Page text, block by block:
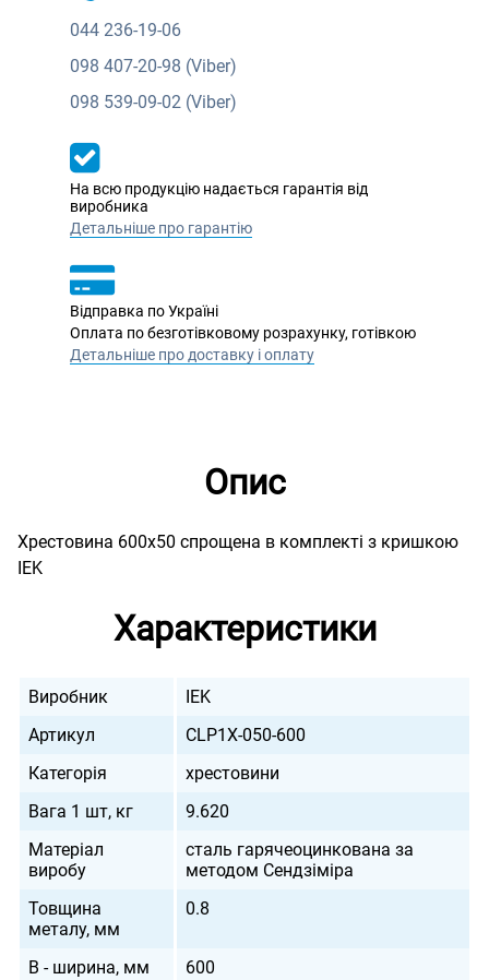
044 236-19-06
098 407-20-98 (Viber)
098 539-09-02 (Viber)
На всю продукцію надається гарантія від
виробника
Детальніше про гарантію
Відправка по Україні
Оплата по безготівковому розрахунку, готівкою
Детальніше про доставку і оплату
Опис
Хрестовина 600х50 спрощена в комплекті з кришкою
IEK
Характеристики
Виробник
IEK
Артикул
CLP1X-050-600
Категорія
хрестовини
Вага 1 шт, кг
9.620
Матеріал
виробу
сталь гарячеоцинкована за
методом Сендзіміра
Товщина
металу, мм
0.8
B - ширина, мм
600